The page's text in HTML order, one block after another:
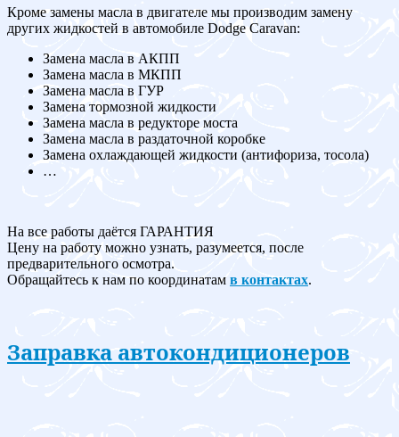
Кроме замены масла в двигателе мы производим замену
других жидкостей в автомобиле Dodge Caravan:
Замена масла в АКПП
Замена масла в МКПП
Замена масла в ГУР
Замена тормозной жидкости
Замена масла в редукторе моста
Замена масла в раздаточной коробке
Замена охлаждающей жидкости (антифориза, тосола)
…
На все работы даётся ГАРАНТИЯ
Цену на работу можно узнать, разумеется, после
предварительного осмотра.
Обращайтесь к нам по координатам в контактах.
Заправка автокондиционеров